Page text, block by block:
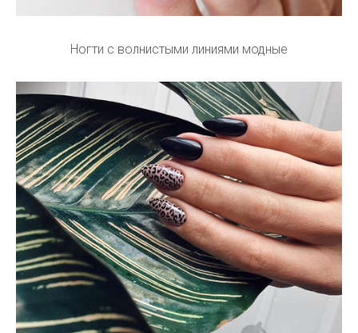
Ногти с волнистыми линиями модные